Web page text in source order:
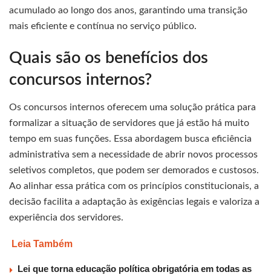
acumulado ao longo dos anos, garantindo uma transição
mais eficiente e contínua no serviço público.
Quais são os benefícios dos
concursos internos?
Os concursos internos oferecem uma solução prática para
formalizar a situação de servidores que já estão há muito
tempo em suas funções. Essa abordagem busca eficiência
administrativa sem a necessidade de abrir novos processos
seletivos completos, que podem ser demorados e custosos.
Ao alinhar essa prática com os princípios constitucionais, a
decisão facilita a adaptação às exigências legais e valoriza a
experiência dos servidores.
Leia Também
Lei que torna educação política obrigatória em todas as